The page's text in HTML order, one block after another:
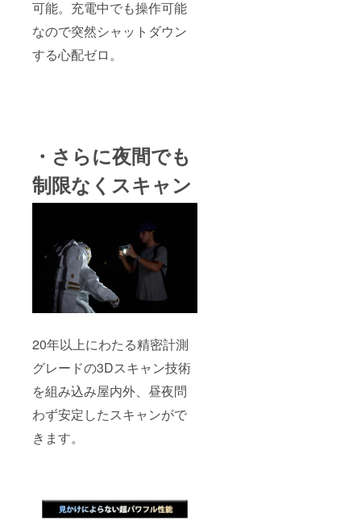
可能。充電中でも操作可能
なので突然シャットダウン
する心配ゼロ。
・さらに夜間でも
制限なくスキャン
20年以上にわたる精密計測
グレードの3Dスキャン技術
を組み込み屋内外、昼夜問
わず安定したスキャンがで
きます。